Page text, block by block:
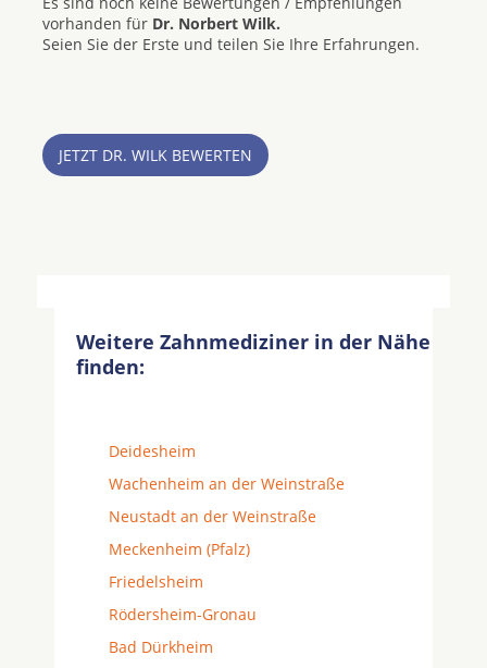
vorhanden für Dr. Norbert Wilk.
Seien Sie der Erste und teilen Sie Ihre Erfahrungen.
JETZT DR. WILK BEWERTEN
Weitere Zahnmediziner in der Nähe
finden:
Deidesheim
Wachenheim an der Weinstraße
Neustadt an der Weinstraße
Meckenheim (Pfalz)
Friedelsheim
Rödersheim-Gronau
Bad Dürkheim